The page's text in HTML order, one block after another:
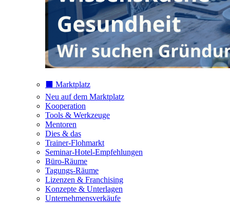
⬛️ Marktplatz
Neu auf dem Marktplatz
Kooperation
Tools & Werkzeuge
Mentoren
Dies & das
Trainer-Flohmarkt
Seminar-Hotel-Empfehlungen
Büro-Räume
Tagungs-Räume
Lizenzen & Franchising
Konzepte & Unterlagen
Unternehmensverkäufe